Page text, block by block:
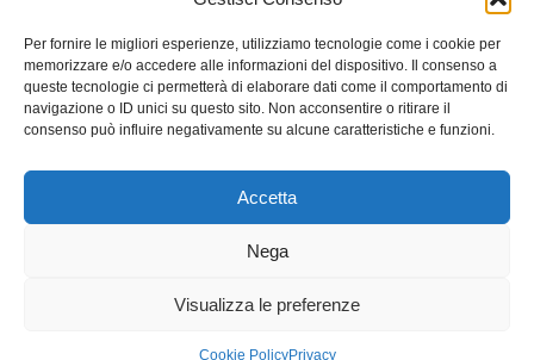
Per fornire le migliori esperienze, utilizziamo tecnologie come i cookie per
memorizzare e/o accedere alle informazioni del dispositivo. Il consenso a
queste tecnologie ci permetterà di elaborare dati come il comportamento di
navigazione o ID unici su questo sito. Non acconsentire o ritirare il
consenso può influire negativamente su alcune caratteristiche e funzioni.
Accetta
Nega
Visualizza le preferenze
Cookie PolicyPrivacy
alcun modo dare consigli medici. Si raccomanda di
non intraprendere o interrompere alcuna terapia o
assunzione o cambiamento di integratori o
tantomeno medicinali (nemmeno “naturali”) senza
una preventiva consultazione del proprio medico.
sito. Non si risponde inoltre in alcun modo in relazione
quali si rinvia.
WordPress eKubio